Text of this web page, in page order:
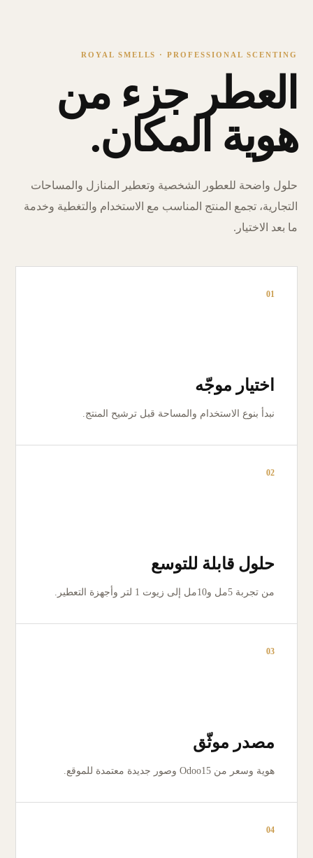
ROYAL SMELLS · PROFESSIONAL SCENTING
العطر جزء من
هوية المكان.
حلول واضحة للعطور الشخصية وتعطير المنازل والمساحات
التجارية، تجمع المنتج المناسب مع الاستخدام والتغطية وخدمة
ما بعد الاختيار.
01
اختيار موجّه
نبدأ بنوع الاستخدام والمساحة قبل ترشيح المنتج.
02
حلول قابلة للتوسع
من تجربة 5مل و10مل إلى زيوت 1 لتر وأجهزة التعطير.
03
مصدر موثّق
هوية وسعر من Odoo15 وصور جديدة معتمدة للموقع.
04